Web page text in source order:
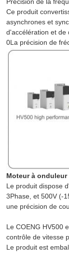
Ce produit
asynchrones et
d'accélération et de
0La précision de
Moteur à
Le produit dispose
3Phase, et 500V (-
une précision de
Le COENG HV500
contrôle de vitesse
Le produit est